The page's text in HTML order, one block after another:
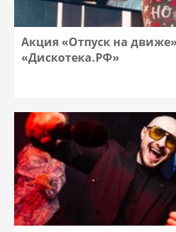
Акция «Отпуск на
«Дискотека.РФ»